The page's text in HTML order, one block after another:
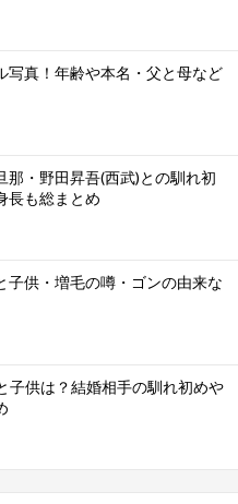
写真！年齢や本名・父と母など
那・野田昇吾(西武)との馴れ初
長も総まとめ
子供・増毛の噂・ゴンの由来な
子供は？結婚相手の馴れ初めや